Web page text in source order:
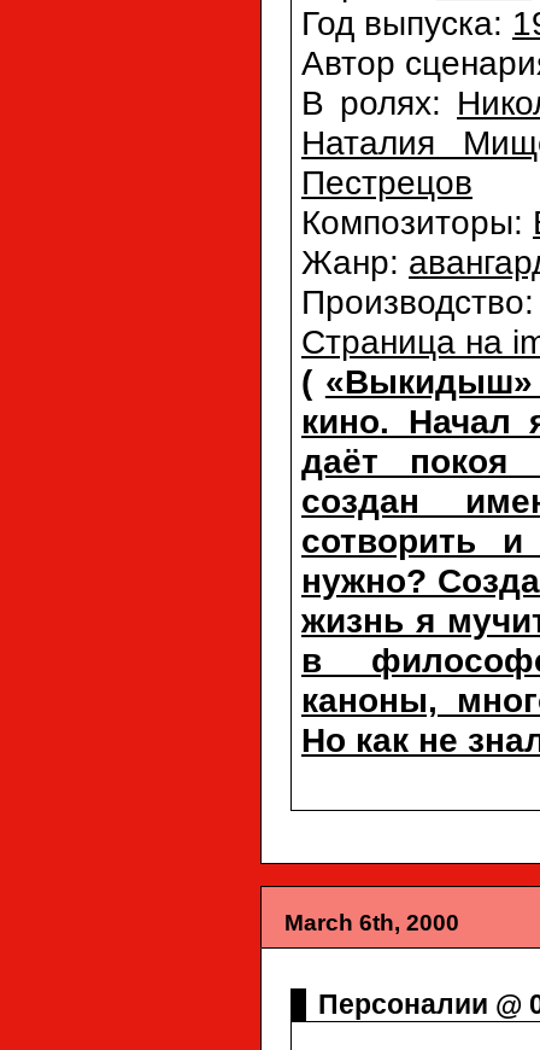
Год выпуска:
Автор
В ролях:
Наталия
Пестрецов
Композиторы:
Жанр:
Страница на
( «Выкидыш»
кино. Начал
даёт покоя
создан
сотворить
нужно?
жизнь я
в
каноны,
Но как не
March 6th, 2000
Персоналии @